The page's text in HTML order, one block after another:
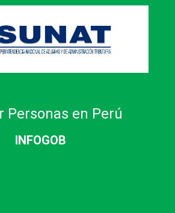
Personas en Perú
INFOGOB